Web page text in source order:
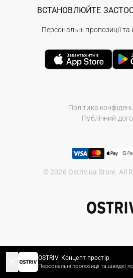
Політика
Публічний
© 2026 Ostriv.ua Store. All
ВСТАНОВЛЮЙТЕ
Персональні пропозиції
OSTRIV. Концепт простір
Персональні пропозиції та швидкі